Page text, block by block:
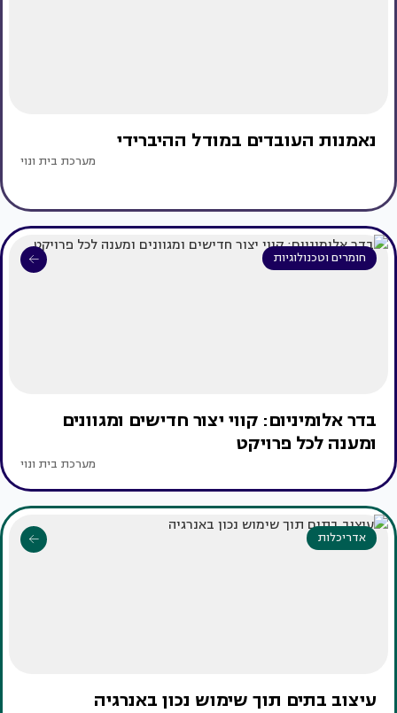
נאמנות העובדים במודל ההיברידי
מערכת בית ונוי
חומרים וטכנולוגיות
בדר אלומיניום: קווי יצור חדישים ומגוונים
ומענה לכל פרויקט
מערכת בית ונוי
אדריכלות
עיצוב בתים תוך שימוש נכון באנרגיה